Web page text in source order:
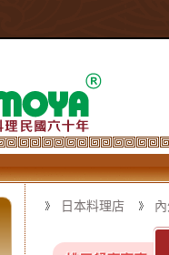
日本料理店